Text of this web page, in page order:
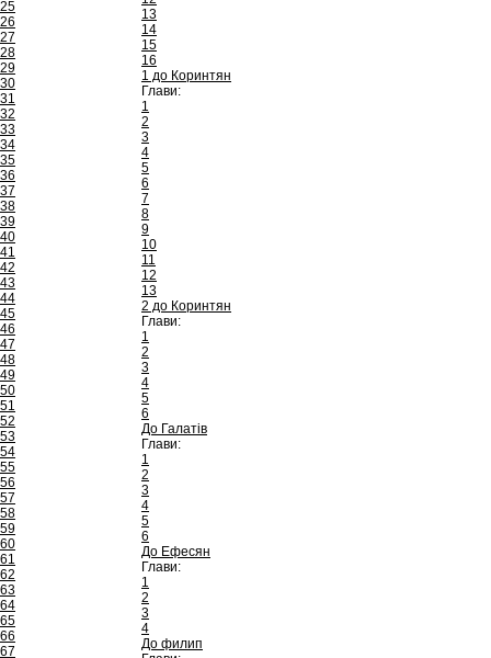
25
26
27
28
29
30
31
32
33
34
35
36
37
38
39
40
41
42
43
44
45
46
47
48
49
50
51
52
53
54
55
56
57
58
59
60
61
62
63
64
65
66
67
13
14
15
16
1 до Коринтян
Глави:
1
2
3
4
5
6
7
8
9
10
11
12
13
2 до Коринтян
Глави:
1
2
3
4
5
6
До Галатів
Глави:
1
2
3
4
5
6
До Ефесян
Глави:
1
2
3
4
До филип